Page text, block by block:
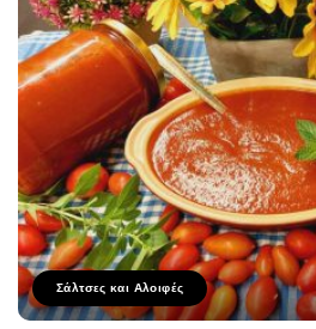
Σάλτσες και Αλοιφές